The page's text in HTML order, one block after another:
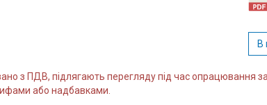
В
з ПДВ, підлягають перегляду під час
або надбавками.